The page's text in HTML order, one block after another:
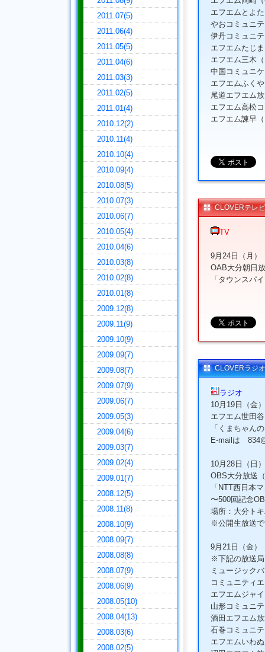
エフエムとよ
やおコミュニ
伊丹コミュニ
エフエムたじ
エフエム三木
中国コミュニ
エフエムふく
尾道エフエム
エフエム高松
エフエム諫早
CLOVERテレ
TV
9月24日（月）
OAB大分朝日
「タウンスパ
CLOVERラジ
ラジオ
10月19日（金）
エフエム世田
「くまちゃん
E-mailは
10月28日（日）
OBS大分放送
「NTT西日本
〜500回記念
場所：大分ト
※公開生放送
9月21日（金）
※下記の放送
ミュージック
コミュニティ
エフエムジャ
山形コミュニ
酒田エフエム
石巻コミュニ
エフエムいわ
2011.07(5)
2011.06(4)
2011.05(5)
2011.04(6)
2011.03(3)
2011.02(5)
2011.01(4)
2010.12(2)
2010.11(4)
2010.10(4)
2010.09(4)
2010.08(5)
2010.07(3)
2010.06(7)
2010.05(4)
2010.04(6)
2010.03(8)
2010.02(8)
2010.01(8)
2009.12(8)
2009.11(9)
2009.10(9)
2009.09(7)
2009.08(7)
2009.07(9)
2009.06(7)
2009.05(3)
2009.04(6)
2009.03(7)
2009.02(4)
2009.01(7)
2008.12(5)
2008.11(8)
2008.10(9)
2008.09(7)
2008.08(8)
2008.07(9)
2008.06(9)
2008.05(10)
2008.04(13)
2008.03(6)
2008.02(5)